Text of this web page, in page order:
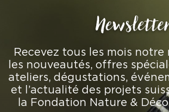
Recevez tous les mois
les nouveautés, offres
ateliers, dégustations,
et l’actualité des projets
la Fondation Nature &